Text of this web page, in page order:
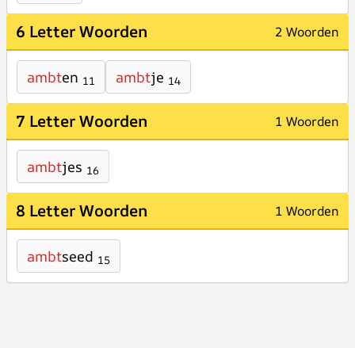
6 Letter Woorden 2 Woorden
ambten 11 ambtje 14
7 Letter Woorden 1 Woorden
ambtjes 16
8 Letter Woorden 1 Woorden
ambtseed 15